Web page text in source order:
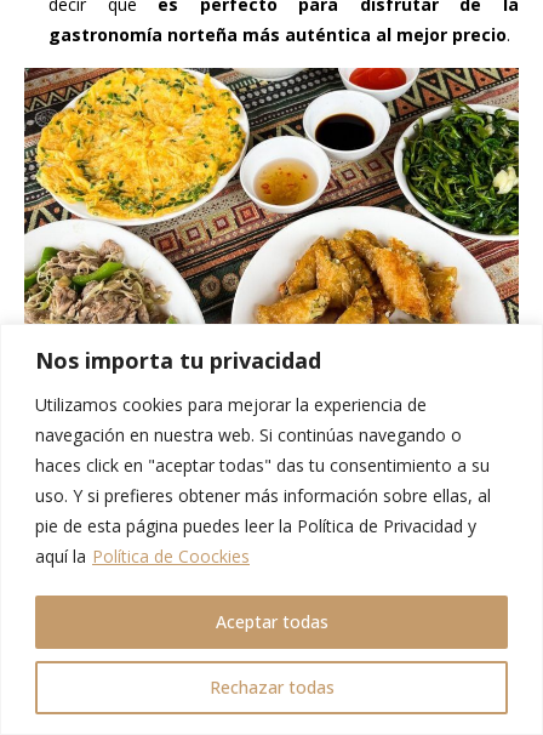
Nos importa tu privacidad
Utilizamos cookies para mejorar la experiencia de
navegación en nuestra web. Si continúas navegando o
haces click en "aceptar todas" das tu consentimiento a su
uso. Y si prefieres obtener más información sobre ellas, al
pie de esta página puedes leer la Política de Privacidad y
aquí la Política de Coockies
Rechazar todas
Aceptar todas
gastronomía norteña más auténtica al mejor precio.
Le Gecko (Ta Van). Este bar-restaurante está muy
enfocado al turismo y por eso quizás no lo recomendemos
tanto para comer. Sin embargo,su terraza con vistas al
río es el lugar ideal para tomar algo